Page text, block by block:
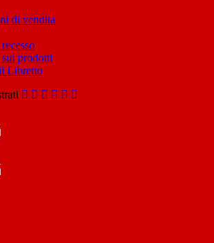
di vendita
prodotti
Libretto